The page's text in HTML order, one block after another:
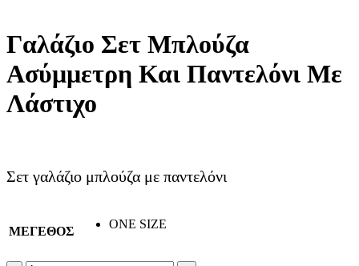
Γαλάζιο Σετ Μπλούζα
Ασύμμετρη Και Παντελόνι Με
Λάστιχο
Σετ γαλάζιο μπλούζα με παντελόνι
ΜΕΓΕΘΟΣ
ONE SIZE